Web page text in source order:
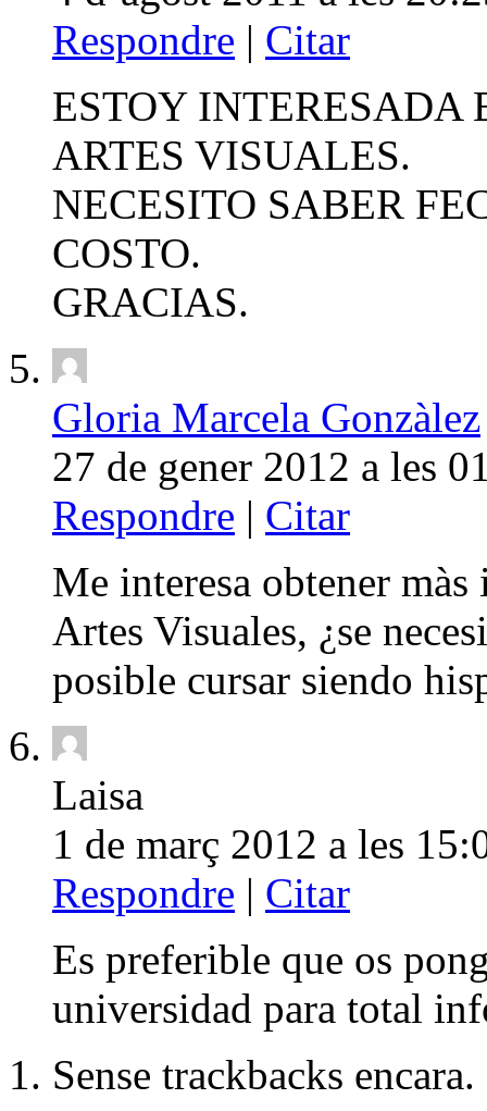
Respondre | Citar
ESTOY INTERESADA
ARTES VISUALES.
NECESITO SABER
COSTO.
GRACIAS.
Gloria Marcela Gonzàlez
27 de gener 2012 a les
Respondre | Citar
Me interesa obtener
Artes Visuales, ¿se
posible cursar siendo
Laisa
1 de març 2012 a les
Respondre | Citar
Es preferible que os
universidad para total
Sense trackbacks encara.